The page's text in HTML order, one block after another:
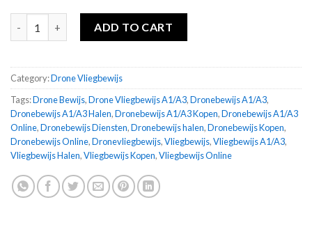
ADD TO CART
Category:Drone Vliegbewijs
Tags:Drone Bewijs,Drone Vliegbewijs A1/A3,Dronebewijs A1/A3,
Dronebewijs A1/A3 Halen,Dronebewijs A1/A3 Kopen,Dronebewijs A1/A3
Online,Dronebewijs Diensten,Dronebewijs halen,Dronebewijs Kopen,
Dronebewijs Online,Dronevliegbewijs,Vliegbewijs,Vliegbewijs A1/A3,
Vliegbewijs Halen,Vliegbewijs Kopen,Vliegbewijs Online